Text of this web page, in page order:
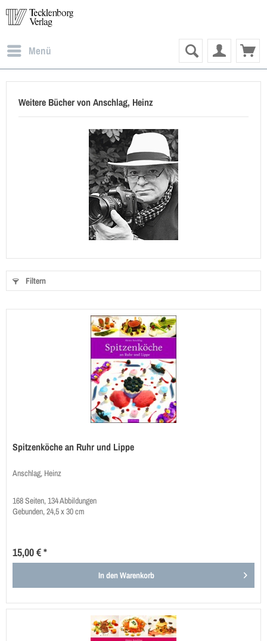
Menü
Weitere Bücher von Anschlag, Heinz
Filtern
Spitzenköche an Ruhr und Lippe
Anschlag, Heinz
168 Seiten, 134 Abbildungen
Gebunden, 24,5 x 30 cm
15,00 € *
In denWarenkorb